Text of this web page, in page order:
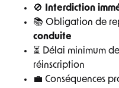
🚫
Interdiction
📚 Obligation de
conduite
⏳ Délai minimum
réinscription
💼 Conséquences